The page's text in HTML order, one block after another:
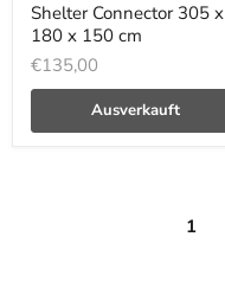
Shelter Connector 305 x
180 x 150 cm
€135,00
Ausverkauft
1